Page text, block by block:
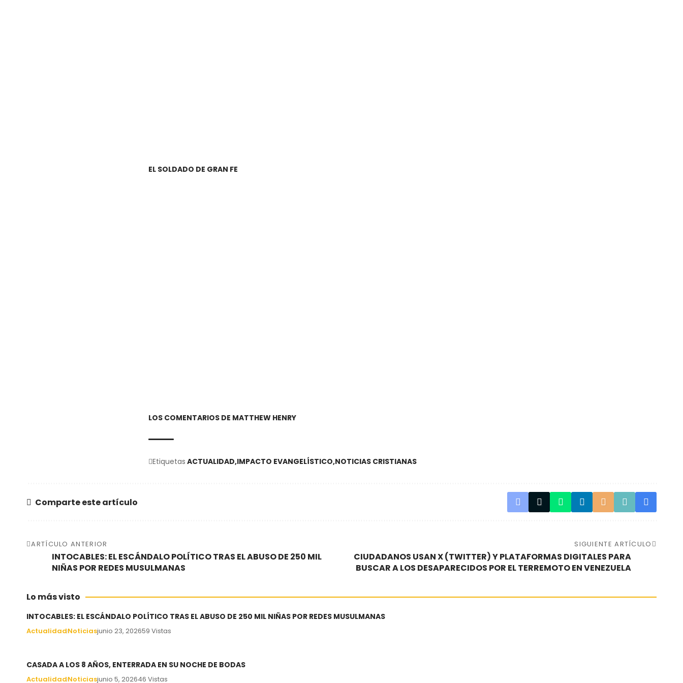
EL SOLDADO DE GRAN FE
LOS COMENTARIOS DE MATTHEW HENRY
Etiquetas ACTUALIDAD IMPACTO EVANGELÍSTICO NOTICIAS CRISTIANAS
Comparte este artículo
ARTÍCULO ANTERIOR
INTOCABLES: EL ESCÁNDALO POLÍTICO TRAS EL ABUSO DE 250 MIL
NIÑAS POR REDES MUSULMANAS
SIGUIENTE ARTÍCULO
CIUDADANOS USAN X (TWITTER) Y PLATAFORMAS DIGITALES PARA
BUSCAR A LOS DESAPARECIDOS POR EL TERREMOTO EN VENEZUELA
Lo más visto
INTOCABLES: EL ESCÁNDALO POLÍTICO TRAS EL ABUSO DE 250 MIL NIÑAS POR REDES MUSULMANAS
ActualidadNoticiasjunio 23, 202659 Vistas
CASADA A LOS 8 AÑOS, ENTERRADA EN SU NOCHE DE BODAS
ActualidadNoticiasjunio 5, 202646 Vistas